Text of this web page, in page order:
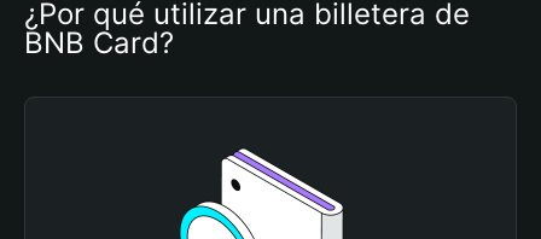
¿Por qué utilizar una billetera de
BNB Card?